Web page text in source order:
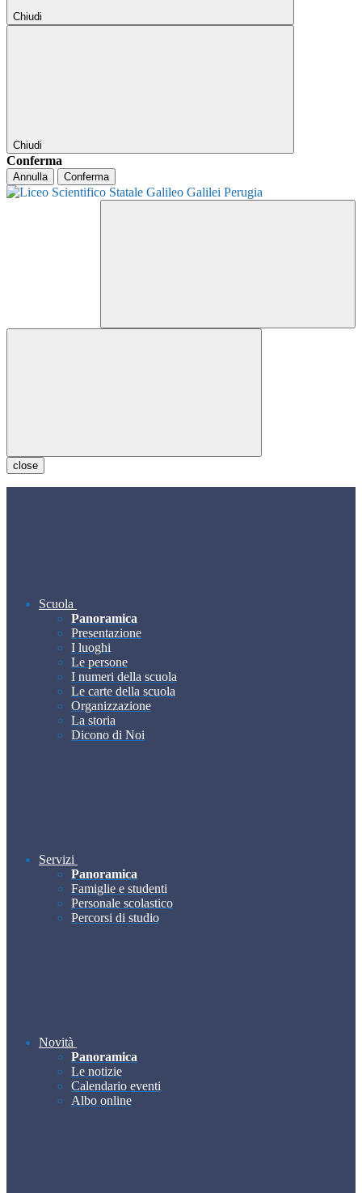
Chiudi
Chiudi
Conferma
Annulla Conferma
close
Scuola
Panoramica
Presentazione
I luoghi
Le persone
I numeri della scuola
Le carte della scuola
Organizzazione
La storia
Dicono di Noi
Servizi
Panoramica
Famiglie e studenti
Personale scolastico
Percorsi di studio
Novità
Panoramica
Le notizie
Calendario eventi
Albo online